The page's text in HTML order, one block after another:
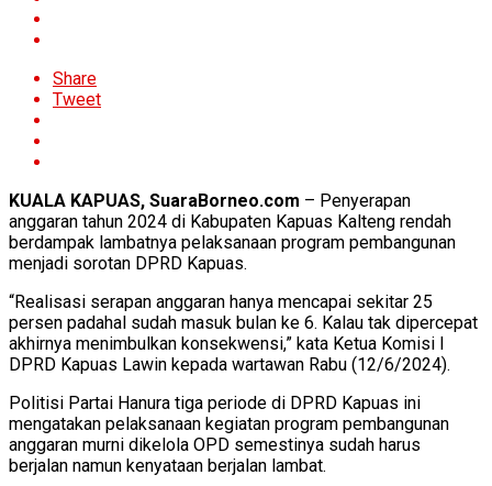
Share
Tweet
KUALA KAPUAS, SuaraBorneo.com – Penyerapan
anggaran tahun 2024 di Kabupaten Kapuas Kalteng rendah
berdampak lambatnya pelaksanaan program pembangunan
menjadi sorotan DPRD Kapuas.
“Realisasi serapan anggaran hanya mencapai sekitar 25
persen padahal sudah masuk bulan ke 6. Kalau tak dipercepat
akhirnya menimbulkan konsekwensi,” kata Ketua Komisi I
DPRD Kapuas Lawin kepada wartawan Rabu (12/6/2024).
Politisi Partai Hanura tiga periode di DPRD Kapuas ini
mengatakan pelaksanaan kegiatan program pembangunan
anggaran murni dikelola OPD semestinya sudah harus
berjalan namun kenyataan berjalan lambat.